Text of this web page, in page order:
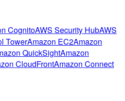
CognitoAWS Security HubAWS
TowerAmazon EC2Amazon
QuickSightAmazon
CloudFrontAmazon Connect